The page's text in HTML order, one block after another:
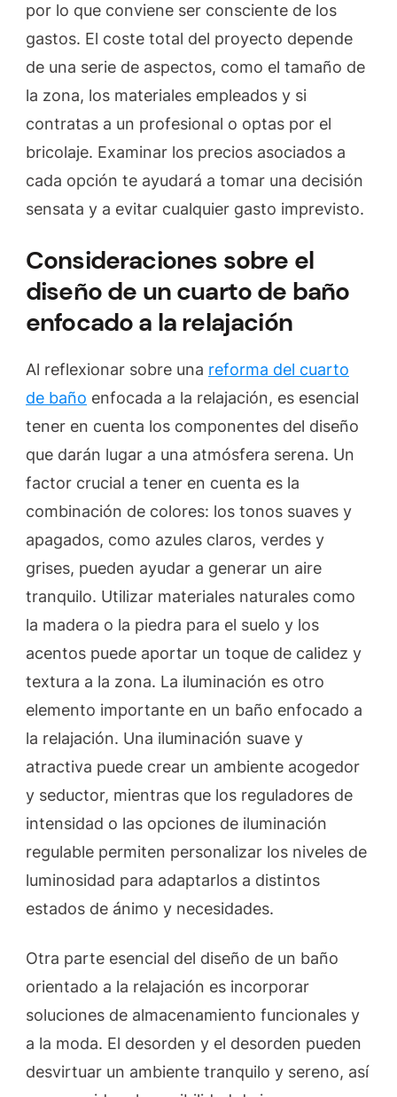
por lo que conviene ser consciente de los
gastos. El coste total del proyecto depende
de una serie de aspectos, como el tamaño de
la zona, los materiales empleados y si
contratas a un profesional o optas por el
bricolaje. Examinar los precios asociados a
cada opción te ayudará a tomar una decisión
sensata y a evitar cualquier gasto imprevisto.
Consideraciones sobre el
diseño de un cuarto de baño
enfocado a la relajación
Al reflexionar sobre una reforma del cuarto
de baño enfocada a la relajación, es esencial
tener en cuenta los componentes del diseño
que darán lugar a una atmósfera serena. Un
factor crucial a tener en cuenta es la
combinación de colores: los tonos suaves y
apagados, como azules claros, verdes y
grises, pueden ayudar a generar un aire
tranquilo. Utilizar materiales naturales como
la madera o la piedra para el suelo y los
acentos puede aportar un toque de calidez y
textura a la zona. La iluminación es otro
elemento importante en un baño enfocado a
la relajación. Una iluminación suave y
atractiva puede crear un ambiente acogedor
y seductor, mientras que los reguladores de
intensidad o las opciones de iluminación
regulable permiten personalizar los niveles de
luminosidad para adaptarlos a distintos
estados de ánimo y necesidades.
Otra parte esencial del diseño de un baño
orientado a la relajación es incorporar
soluciones de almacenamiento funcionales y
a la moda. El desorden y el desorden pueden
desvirtuar un ambiente tranquilo y sereno, así